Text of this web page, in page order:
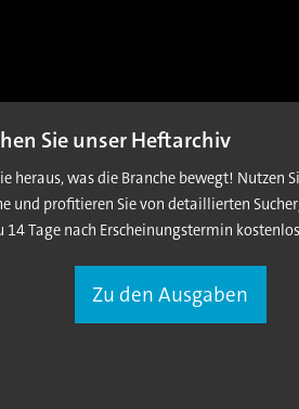
Sie unser Heftarchiv
heraus, was die Branche bewegt! Nutzen
und profitieren Sie von detaillierten
14 Tage nach Erscheinungstermin
Zu den Ausgaben